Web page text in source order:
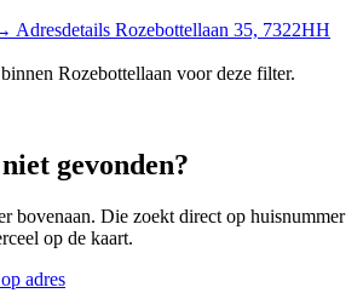
Adresdetails Rozebottellaan 35, 7322HH
Rozebottellaan voor deze filter.
gevonden?
bovenaan. Die zoekt direct op huisnummer
op de kaart.
adres